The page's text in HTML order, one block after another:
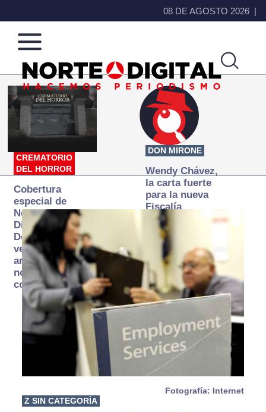
08 DE AGOSTO 2026
Norte
de
Ciudad
Más
que
noticias,
hacemos periodismo
CREMATORIO
DEL HORROR
Cobertura
especial de
Norte
Digital:
Donde la
verdad
arde… pero
no se
consume
DON MIRONE
Wendy Chávez,
la carta fuerte
para la nueva
Fiscalía
autónoma
Fotografía: Internet
Z SIN CATEGORÍA